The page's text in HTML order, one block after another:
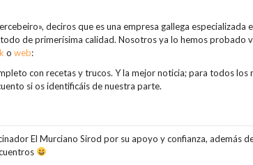
deciros que es una empresa gallega especializada
de primerísima calidad. Nosotros ya lo hemos probado
oweb:
con recetas y trucos. Y la mejor noticia; para todos los
si os identificáis de nuestra parte.
El Murciano Sirod por su apoyo y confianza, además